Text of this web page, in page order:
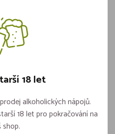
1,0l
do košíku
18 let
alkoholických nápojů.
18 let pro pokračování na
shop.